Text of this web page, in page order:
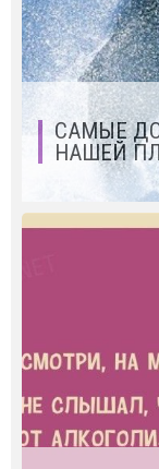
САМЫЕ
НАШЕЙ